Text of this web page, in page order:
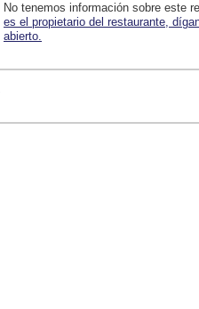
No tenemos información sobre este
es el propietario del restaurante,
abierto.